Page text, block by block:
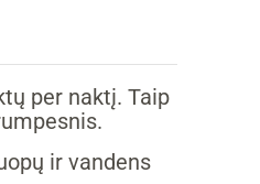
per naktį. Taip
ir vandens